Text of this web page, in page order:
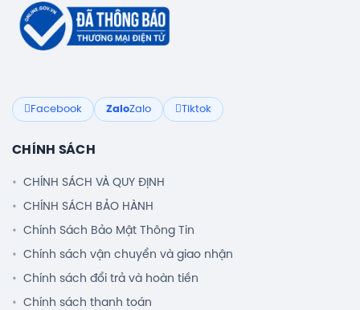
Facebook ZaloZalo Tiktok
CHÍNH SÁCH
CHÍNH SÁCH VÀ QUY ĐỊNH
CHÍNH SÁCH BẢO HÀNH
Chính Sách Bảo Mật Thông Tin
Chính sách vận chuyển và giao nhận
Chính sách đổi trả và hoàn tiền
Chính sách thanh toán